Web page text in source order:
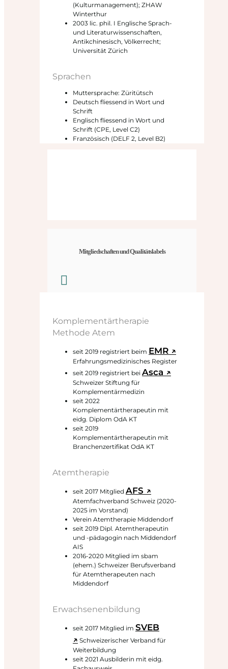
(Kulturmanagement); ZHAW
Winterthur
2003 lic. phil. I Englische Sprach-
und Literaturwissenschaften,
Antikchinesisch, Völkerrecht;
Universität Zürich
Sprachen
Muttersprache: Züritütsch
Deutsch fliessend in Wort und
Schrift
Englisch fliessend in Wort und
Schrift (CPE, Level C2)
Französisch (DELF 2, Level B2)
Mitgliedschaften und Qualitätslabels
Komplementärtherapie
Methode Atem
seit 2019 registriert beim EMR ↗
Erfahrungsmedizinisches Register
seit 2019 registriert bei Asca ↗
Schweizer Stiftung für
Komplementärmedizin
seit 2022
Komplementärtherapeutin mit
eidg. Diplom OdA KT
seit 2019
Komplementärtherapeutin mit
Branchenzertifikat OdA KT
Atemtherapie
seit 2017 Mitglied AFS ↗
Atemfachverband Schweiz (2020-
2025 im Vorstand)
Verein Atemtherapie Middendorf
seit 2019 Dipl. Atemtherapeutin
und -pädagogin nach Middendorf
AIS
2016-2020 Mitglied im sbam
(ehem.) Schweizer Berufsverband
für Atemtherapeuten nach
Middendorf
Erwachsenenbildung
seit 2017 Mitglied im SVEB
↗ Schweizerischer Verband für
Weiterbildung
seit 2021 Ausbilderin mit eidg.